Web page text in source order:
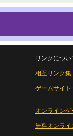
リンクについ
相互リンク集
ゲームサイト
オンラインゲ
無料オンライ